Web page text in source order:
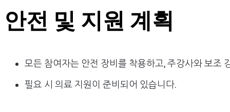
안전 및 지원 계획
모든 참여자는 안전 장비를 착용하고, 주강사와 보조
필요 시 의료 지원이 준비되어 있습니다.